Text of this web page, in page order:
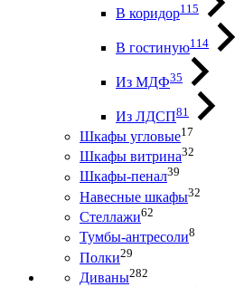
В коридор115
В гостиную114
Из МДФ35
Из ЛДСП81
Шкафы угловые17
Шкафы витрина32
Шкафы-пенал39
Навесные шкафы32
Стеллажи62
Тумбы-антресоли8
Полки29
Диваны282